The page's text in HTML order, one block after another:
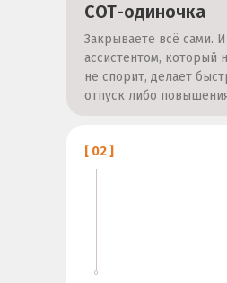
[ 02 ]
Закрываете всё сами.
ассистентом, который
не спорит, делает
отпуск либо
СОТ-одиночка